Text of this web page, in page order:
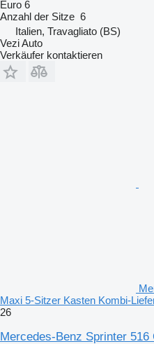
Euro 6
Anzahl der Sitze 6
Italien, Travagliato (BS)
Vezi Auto
Verkäufer kontaktieren
Maxi 5-Sitzer Kasten Kombi-
26
Mercedes-Benz Sprinter